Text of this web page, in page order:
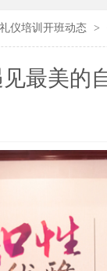
礼仪培训开班动态 >
最美的